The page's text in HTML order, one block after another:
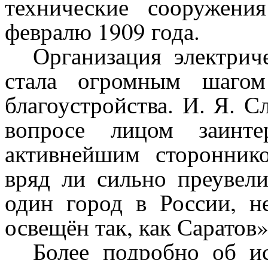
технические
февралю 1909 года.
Организация
стала огромным
благоустройства. И. Я.
вопросе лицом
активнейшим
вряд ли сильно
один город в России,
освещён так, как
Более подробно об